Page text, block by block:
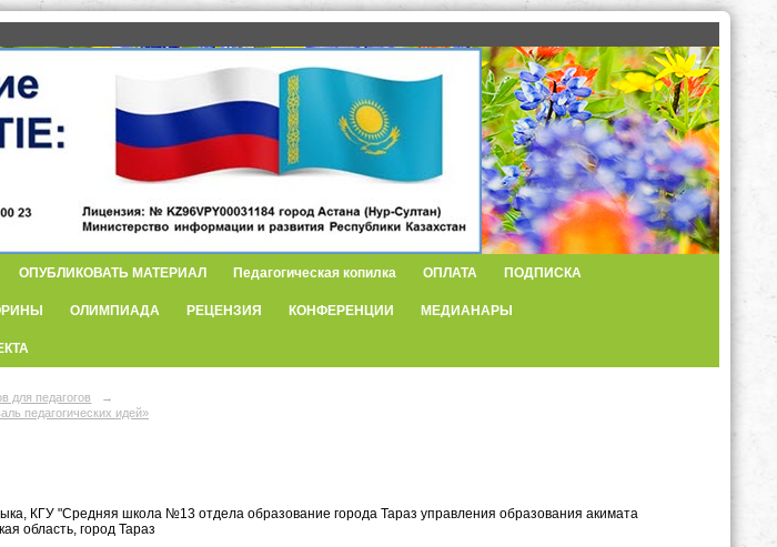
ОПУБЛИКОВАТЬ МАТЕРИАЛ Педагогическая копилка ОПЛАТА ПОДПИСКА
ОЛИМПИАДА РЕЦЕНЗИЯ КОНФЕРЕНЦИИ МЕДИАНАРЫ
для педагогов
→
педагогических идей»
КГУ "Средняя школа №13 отдела образование города Тараз управления образования акимата
область, город Тараз